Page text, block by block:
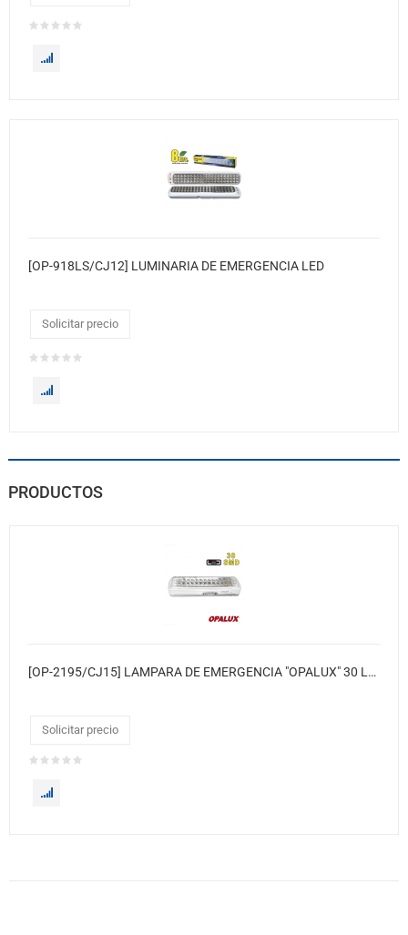
[OP-918LS/CJ12] LUMINARIA DE EMERGENCIA LED
Solicitar precio
PRODUCTOS
[OP-2195/CJ15] LAMPARA DE EMERGENCIA "OPALUX" 30 LED SMD CON BATERIA 4V 2.0AH 220VAC 15xcj
Solicitar precio